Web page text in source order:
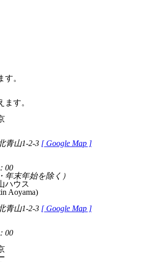
。
す。
青山1-2-3 [ Google Map ]
00
年末年始を除く）
ハウス
Aoyama)
青山1-2-3 [ Google Map ]
00